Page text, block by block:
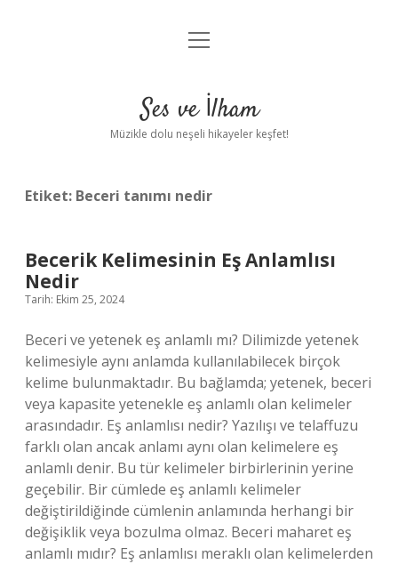
Anasayfa
Yasal Uyarı
menüyü
Ses ve İlham
Müzikle dolu neşeli hikayeler keşfet!
Etiket: Beceri tanımı nedir
Becerik Kelimesinin Eş Anlamlısı
Nedir
Tarih: Ekim 25, 2024
Beceri ve yetenek eş anlamlı mı? Dilimizde yetenek
kelimesiyle aynı anlamda kullanılabilecek birçok
kelime bulunmaktadır. Bu bağlamda; yetenek, beceri
veya kapasite yetenekle eş anlamlı olan kelimeler
arasındadır. Eş anlamlısı nedir? Yazılışı ve telaffuzu
farklı olan ancak anlamı aynı olan kelimelere eş
anlamlı denir. Bu tür kelimeler birbirlerinin yerine
geçebilir. Bir cümlede eş anlamlı kelimeler
değiştirildiğinde cümlenin anlamında herhangi bir
değişiklik veya bozulma olmaz. Beceri maharet eş
anlamlı mıdır? Eş anlamlısı meraklı olan kelimelerden